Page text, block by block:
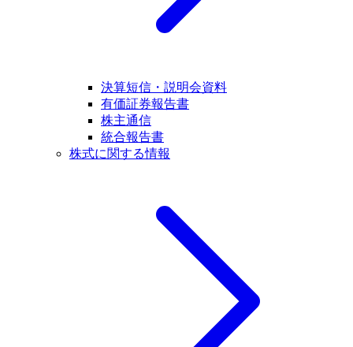
決算短信・説明会資料
有価証券報告書
株主通信
統合報告書
株式に関する情報